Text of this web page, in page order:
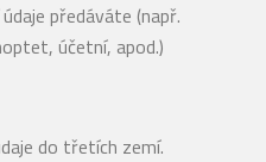
předáváte (např.
účetní, apod.)
do třetích zemí.